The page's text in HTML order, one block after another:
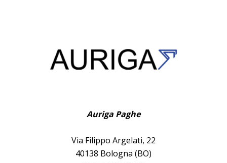
Auriga Paghe
Via Filippo Argelati, 22
40138 Bologna (BO)